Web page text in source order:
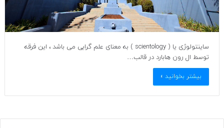
ساینتولوژی یا ( scientology ) به معنای علم گرایی می باشد ، این فرقه
توسط ال رون هابارد در قالب…
بیشتر بخوانید »